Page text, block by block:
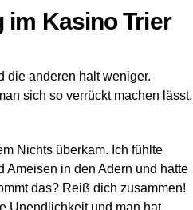
im Kasino Trier
die anderen halt weniger.
sich so verrückt machen lässt.
Nichts überkam. Ich fühlte
Ameisen in den Adern und hatte
das? Reiß dich zusammen!